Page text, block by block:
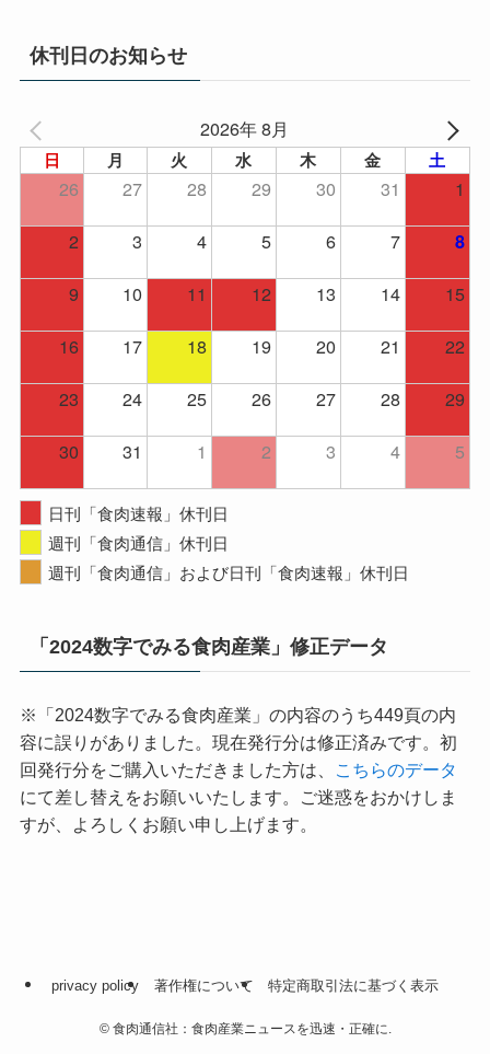
イ
ブ
休刊日のお知らせ
2026年 8月
日 月 火 水 木 金 土
26 27 28 29 30 31
1
2
3 4 5 6 7 8
9 10 11 12 13 14
15
16
17 18 19 20 21
22
23
24 25 26 27 28
29
30
31 1 2 3 4 5
日刊「食肉速報」休刊日
週刊「食肉通信」休刊日
週刊「食肉通信」および日刊「食肉速報」休刊日
「2024数字でみる食肉産業」修正データ
※「2024数字でみる食肉産業」の内容のうち449頁の内
容に誤りがありました。現在発行分は修正済みです。初
回発行分をご購入いただきました方は、
こちらのデータ
にて差し替えをお願いいたします。ご迷惑をおかけしま
すが、よろしくお願い申し上げます。
privacy policy 著作権について 特定商取引法に基づく表示
©食肉通信社：食肉産業ニュースを迅速・正確に.